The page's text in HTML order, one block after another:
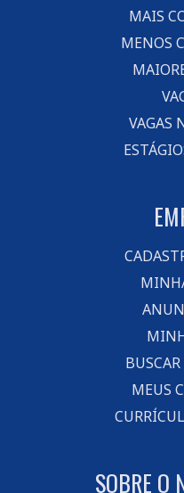
MAIS
MENOS
VAGAS
MEUS
SOBRE O